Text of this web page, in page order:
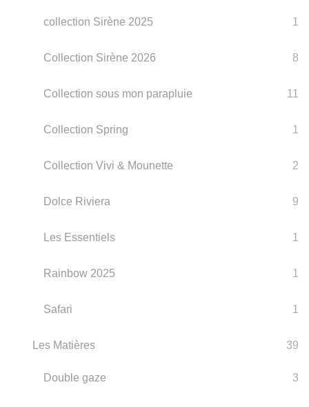
collection Sirène 2025 1
Collection Sirène 2026 8
Collection sous mon parapluie 11
Collection Spring 1
Collection Vivi & Mounette 2
Dolce Riviera 9
Les Essentiels 1
Rainbow 2025 1
Safari 1
Les Matières 39
Double gaze 3